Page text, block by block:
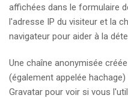
affichées dans le formulaire
l'adresse IP du visiteur et la
navigateur pour aider à la
Une chaîne anonymisée
(également appelée
Gravatar pour voir si vous